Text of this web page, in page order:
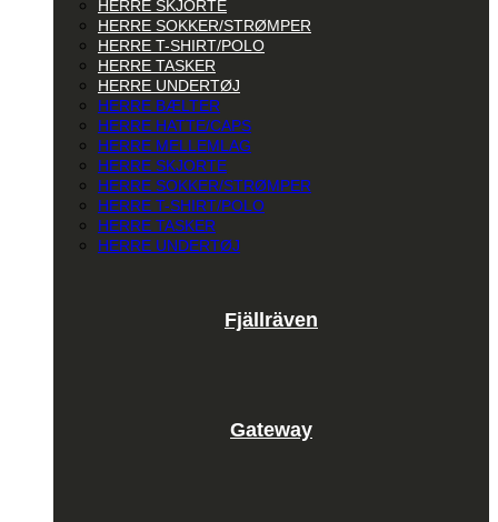
HERRE SKJORTE
HERRE SOKKER/STRØMPER
HERRE T-SHIRT/POLO
HERRE TASKER
HERRE UNDERTØJ
HERRE BÆLTER
HERRE HATTE/CAPS
HERRE MELLEMLAG
HERRE SKJORTE
HERRE SOKKER/STRØMPER
HERRE T-SHIRT/POLO
HERRE TASKER
HERRE UNDERTØJ
Fjällräven
Gateway